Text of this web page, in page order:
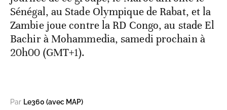
Sénégal, au Stade Olympique de Rabat, et la
Zambie joue contre la RD Congo, au stade El
Bachir à Mohammedia, samedi prochain à
20h00 (GMT+1).
Par Le360 (avec MAP)